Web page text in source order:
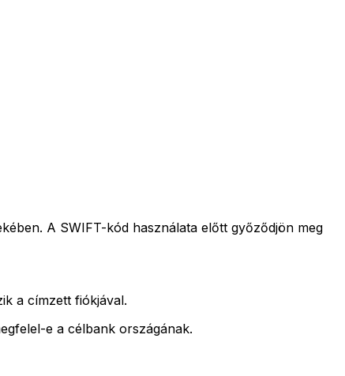
A SWIFT-kód használata előtt győződjön meg
a címzett fiókjával.
e a célbank országának.